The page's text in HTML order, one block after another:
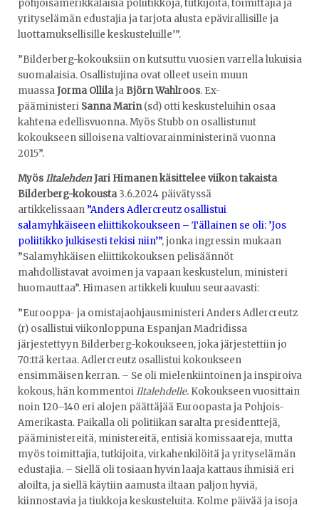
pohjoisamerikkalaisia poliitikkoja, tutkijoita, toimittajia ja
yrityselämän edustajia ja tarjota alusta epävirallisille ja
luottamuksellisille keskusteluille’”.
”Bilderberg-kokouksiin on kutsuttu vuosien varrella lukuisia
suomalaisia. Osallistujina ovat olleet usein muun
muassaJorma Ollilaja Björn Wahlroos. Ex-
pääministeri Sanna Marin(sd) otti keskusteluihin osaa
kahtena edellisvuonna. Myös Stubb on osallistunut
kokoukseen silloisena valtiovarainministerinä vuonna
2015”.
MyösIltalehdenJari Himanen käsittelee viikon takaista
Bilderberg-kokousta3.6.2024 päivätyssä
artikkelissaan ”Anders Adlercreutz osallistui
salamyhkäiseen eliittikokoukseen – Tällainen se oli: ’Jos
poliitikko julkisesti tekisi niin’”, jonka ingressin mukaan
”Salamyhkäisen eliittikokouksen pelisäännöt
mahdollistavat avoimen ja vapaan keskustelun, ministeri
huomauttaa”. Himasen artikkeli kuuluu seuraavasti:
”Eurooppa- ja omistajaohjausministeri Anders Adlercreutz
(r) osallistui viikonloppuna Espanjan Madridissa
järjestettyyn Bilderberg-kokoukseen, joka järjestettiin jo
70:ttä kertaa. Adlercreutz osallistui kokoukseen
ensimmäisen kerran. – Se oli mielenkiintoinen ja inspiroiva
kokous, hän kommentoiIltalehdelle. Kokoukseen vuosittain
noin 120–140 eri alojen päättäjää Euroopasta ja Pohjois-
Amerikasta. Paikalla oli politiikan saralta presidenttejä,
pääministereitä, ministereitä, entisiä komissaareja, mutta
myös toimittajia, tutkijoita, virkahenkilöitä ja yrityselämän
edustajia. – Siellä oli tosiaan hyvin laaja kattaus ihmisiä eri
aloilta, ja siellä käytiin aamusta iltaan paljon hyviä,
kiinnostavia ja tiukkoja keskusteluita. Kolme päivää ja isoja